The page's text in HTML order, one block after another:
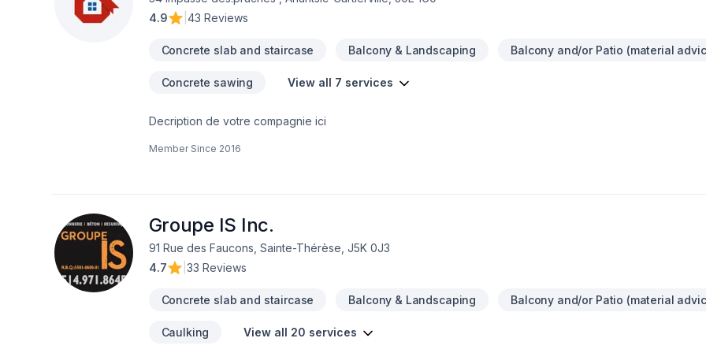
4.9
43 Reviews
Concrete slab and staircase Balcony & Landscaping Balcony and/or Patio (material
Concrete sawing View all 7 services
Decription de votre compagnie ici
Member Since 2016
Groupe IS Inc.
91 Rue des Faucons, Sainte-Thérèse, J5K 0J3
4.7
33 Reviews
Concrete slab and staircase Balcony & Landscaping Balcony and/or Patio (material
Caulking View all 20 services